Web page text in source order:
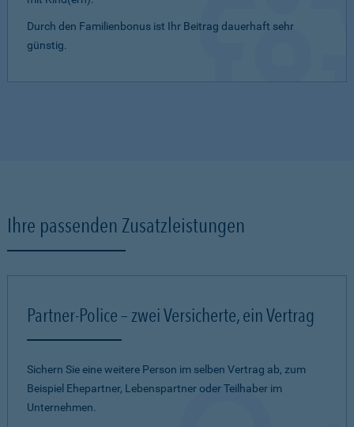
Durch den Familienbonus ist Ihr Beitrag dauerhaft sehr
günstig.
Ihre passenden Zusatzleistungen
Partner-Police – zwei Versicherte, ein Vertrag
Sichern Sie eine weitere Person im selben Vertrag ab, zum
Beispiel Ehepartner, Lebenspartner oder Teilhaber im
Unternehmen.